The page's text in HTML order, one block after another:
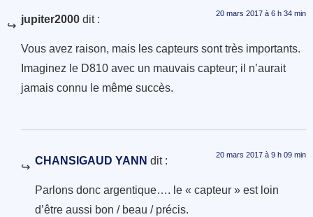
jupiter2000 dit : 20 mars 2017 à 6 h 34 min
Vous avez raison, mais les capteurs sont très importants.
Imaginez le D810 avec un mauvais capteur; il n’aurait
jamais connu le même succès.
CHANSIGAUD YANN dit : 20 mars 2017 à 9 h 09 min
Parlons donc argentique…. le « capteur » est loin
d’être aussi bon / beau / précis.